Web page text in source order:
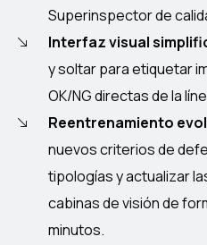
Superinspector de
Interfaz visual
y soltar para etiquetar
OK/NG directas de la
Reentrenamiento
nuevos criterios de
tipologías y actualizar
cabinas de visión de
minutos.